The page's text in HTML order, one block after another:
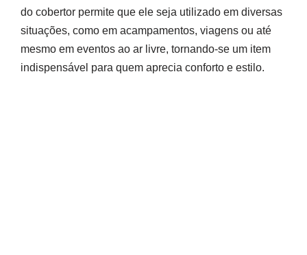
do cobertor permite que ele seja utilizado em diversas
situações, como em acampamentos, viagens ou até
mesmo em eventos ao ar livre, tornando-se um item
indispensável para quem aprecia conforto e estilo.